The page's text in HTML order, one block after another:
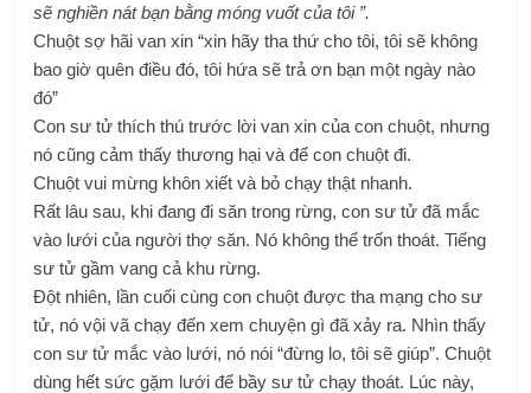
sẽ nghiền nát bạn bằng móng vuốt của tôi ”.
Chuột sợ hãi van xin “xin hãy tha thứ cho tôi, tôi sẽ không
bao giờ quên điều đó, tôi hứa sẽ trả ơn bạn một ngày nào
đó”
Con sư tử thích thú trước lời van xin của con chuột, nhưng
nó cũng cảm thấy thương hại và để con chuột đi.
Chuột vui mừng khôn xiết và bỏ chạy thật nhanh.
Rất lâu sau, khi đang đi săn trong rừng, con sư tử đã mắc
vào lưới của người thợ săn. Nó không thể trốn thoát. Tiếng
sư tử gầm vang cả khu rừng.
Đột nhiên, lần cuối cùng con chuột được tha mạng cho sư
tử, nó vội vã chạy đến xem chuyện gì đã xảy ra. Nhìn thấy
con sư tử mắc vào lưới, nó nói “đừng lo, tôi sẽ giúp”. Chuột
dùng hết sức gặm lưới để bầy sư tử chạy thoát. Lúc này,